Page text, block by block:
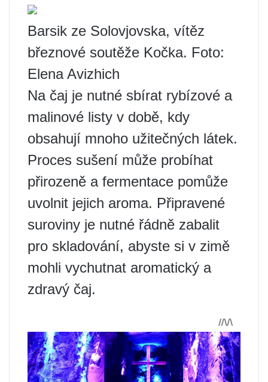
Barsik ze Solovjovska, vítěz
březnové soutěže Kočka. Foto:
Elena Avizhich
Na čaj je nutné sbírat rybízové ​​a
malinové listy v době, kdy
obsahují mnoho užitečných látek.
Proces sušení může probíhat
přirozeně a fermentace pomůže
uvolnit jejich aroma. Připravené
suroviny je nutné řádně zabalit
pro skladování, abyste si v zimě
mohli vychutnat aromatický a
zdravý čaj.